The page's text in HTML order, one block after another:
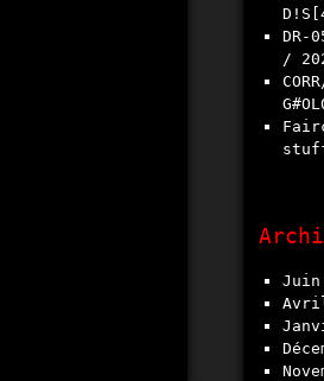
DR-05 & 4GB SD Card - Calgary, AB
/
CORR//PT|0N_UN1T -
Faircamp announcement and other